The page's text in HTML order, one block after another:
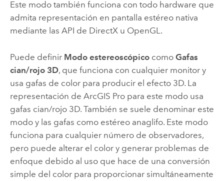
Este modo también funciona con todo hardware que
admita representación en pantalla estéreo nativa
mediante las API de DirectX u OpenGL.
Puede definir Modo estereoscópicocomo Gafas
cian/rojo 3D, que funciona con cualquier monitor y
usa gafas de color para producir el efecto 3D. La
representación de ArcGIS Propara este modo usa
gafas cian/rojo 3D. También se suele denominar este
modo y las gafas como estéreo anaglifo. Este modo
funciona para cualquier número de observadores,
pero puede alterar el color y generar problemas de
enfoque debido al uso que hace de una conversión
simple del color para proporcionar simultáneamente